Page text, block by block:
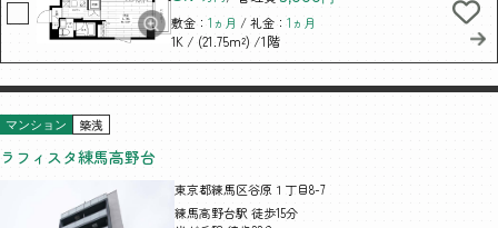
敷金：1ヵ月 / 礼金：1ヵ月
1K / (21.75m²) /1階
マンション 築浅
ラフィスタ練馬高野台
東京都練馬区谷原１丁目8-7
練馬高野台駅 徒歩15分